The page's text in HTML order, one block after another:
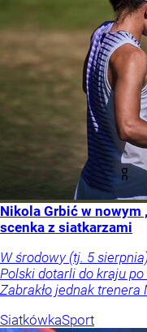
Nikola Grbić w nowym
scenka z siatkarzami
W środowy (tj. 5
Polski dotarli do kraju
Zabrakło jednak trenera
SiatkówkaSport